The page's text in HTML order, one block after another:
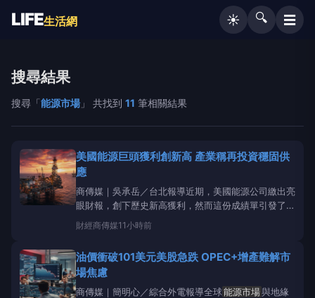
LIFE生活網 ☀️ 🔍 ☰
搜尋結果
搜尋「能源市場」 共找到 11 筆相關結果
美國能源巨頭獲利創新高 產業稱再投資穩固供
應
商傳媒｜吳承岳／台北報導近期，美國能源公司繳出亮
眼財報，創下歷史新高獲利，然而這份成績單引發了外
界對其「哄抬物價」的質疑。對此，能源產業代表與專
家們強調，這些高額收益主要受全球市場與地緣政治事
全球能源市場 錯綜複雜，價格波動受到供需、地
財經商傳媒11小時前
油價衝破101美元美股急跌 OPEC+增產難解市
場焦慮
商傳媒｜簡明心／綜合外電報導全球能源市場與地緣